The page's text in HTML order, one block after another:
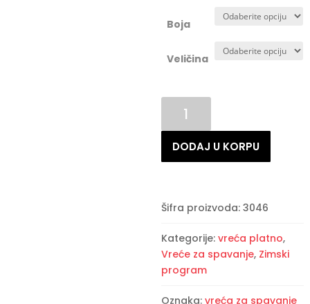
Boja
Veličina
spavanje
platno
količina
DODAJ U KORPU
Šifra proizvoda: 3046
Kategorije: vreća platno,
Vreće za spavanje, Zimski
program
Oznaka: vreća za spavanje